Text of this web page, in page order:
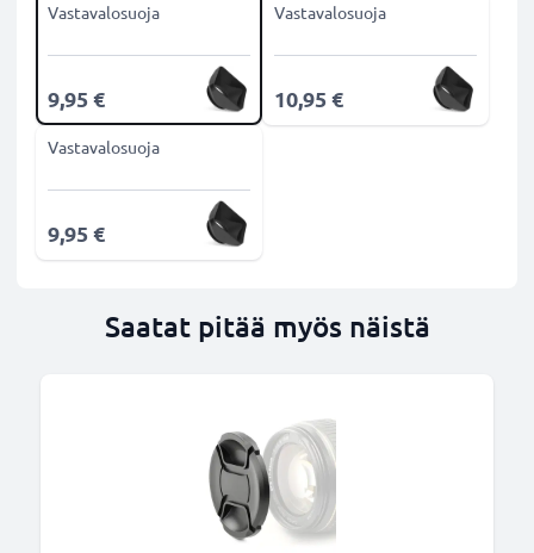
Vastavalosuoja
9,95 €
Vastavalosuoja
10,95 €
Vastavalosuoja
9,95 €
Saatat pitää myös näistä